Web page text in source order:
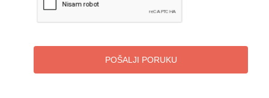
POŠALJI PORUKU